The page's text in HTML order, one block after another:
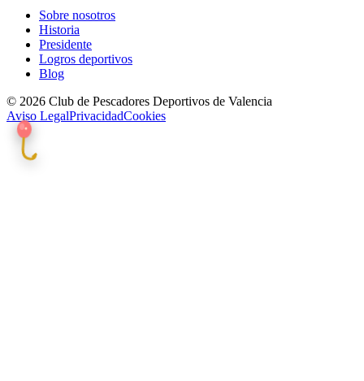
Sobre nosotros
Historia
Presidente
Logros deportivos
Blog
© 2026 Club de Pescadores Deportivos de Valencia
Aviso LegalPrivacidadCookies